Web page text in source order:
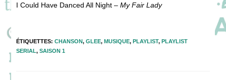
I Could Have Danced All Night –My Fair Lady
ÉTIQUETTES:CHANSON, GLEE, MUSIQUE, PLAYLIST, PLAYLIST
SERIAL, SAISON 1